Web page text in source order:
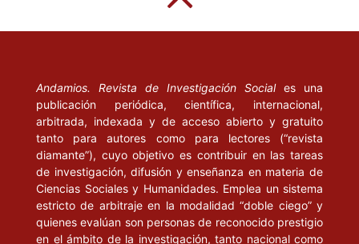
Andamios. Revista de Investigación Social es una
publicación periódica, científica, internacional,
arbitrada, indexada y de acceso abierto y gratuito
tanto para autores como para lectores (“revista
diamante”), cuyo objetivo es contribuir en las tareas
de investigación, difusión y enseñanza en materia de
Ciencias Sociales y Humanidades. Emplea un sistema
estricto de arbitraje en la modalidad “doble ciego” y
quienes evalúan son personas de reconocido prestigio
en el ámbito de la investigación, tanto nacional como